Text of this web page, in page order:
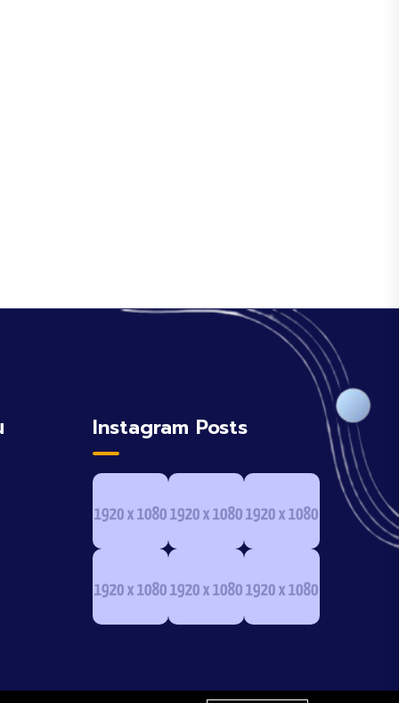
Instagram Posts